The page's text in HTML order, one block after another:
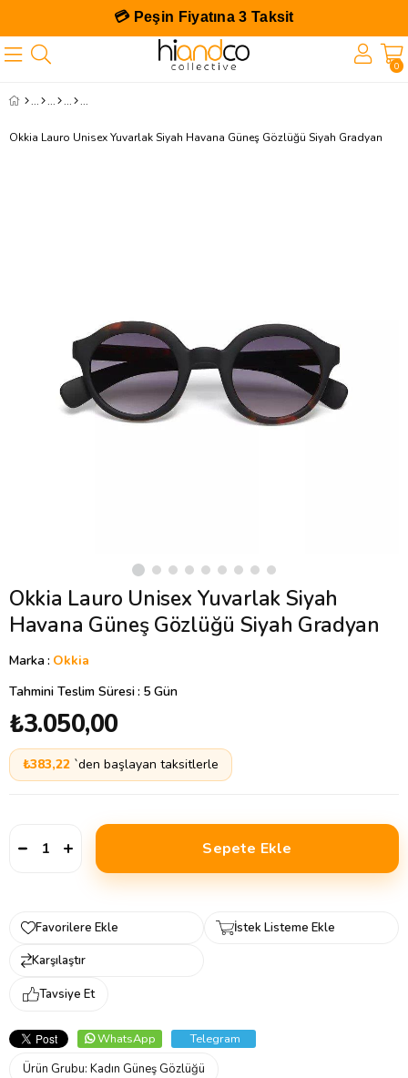
💳 Peşin Fiyatına 3 Taksit
0
Okkia Lauro Unisex Yuvarlak Siyah Havana Güneş Gözlüğü Siyah Gradyan
Okkia Lauro Unisex Yuvarlak Siyah
Havana Güneş Gözlüğü Siyah Gradyan
Marka: Okkia
Tahmini Teslim Süresi: 5 Gün
₺3.050,00
₺383,22 `den başlayan taksitlerle
Favorilere Ekle
İstek Listeme Ekle
Karşılaştır
Tavsiye Et
WhatsApp
Telegram
Ürün Grubu: Kadın Güneş Gözlüğü